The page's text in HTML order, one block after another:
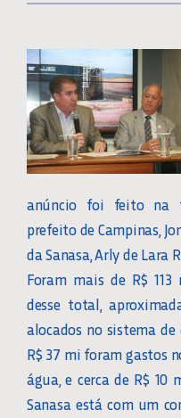
anúncio foi feito na
prefeito de Campinas,
da Sanasa, Arly de Lara
Foram mais de R$
desse total,
alocados no sistema
R$ 37 mi foram gastos
água, e cerca de R$ 10
Sanasa está com um